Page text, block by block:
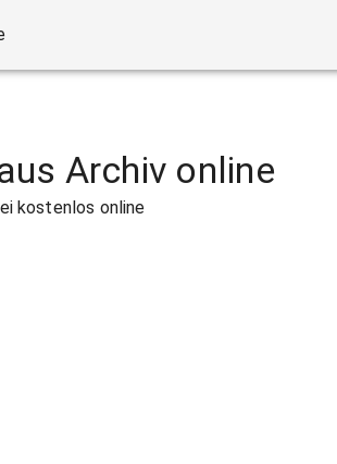
Archiv online
kostenlos online